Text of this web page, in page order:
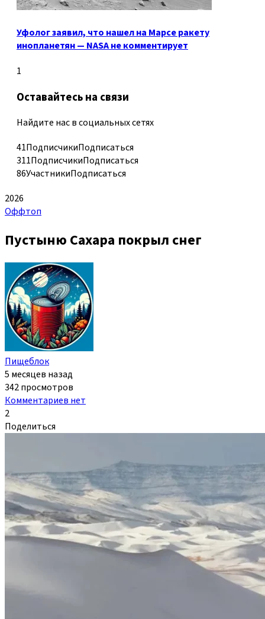
Уфолог заявил, что нашел на Марсе ракету
инопланетян — NASA не комментирует
1
Оставайтесь на связи
Найдите нас в социальных сетях
41ПодписчикиПодписаться
311ПодписчикиПодписаться
86УчастникиПодписаться
2026
Оффтоп
Пустыню Сахара покрыл снег
Пищеблок
5 месяцев назад
342 просмотров
Комментариев нет
2
Поделиться